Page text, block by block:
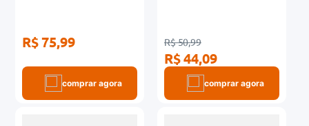
R$ 75,99
comprar agora
R$ 50,99
R$ 44,09
comprar agora